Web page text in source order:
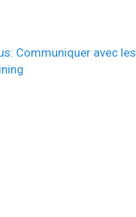
Previous
post:
Communiquer avec